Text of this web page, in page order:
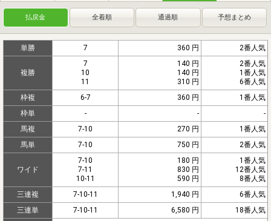
払戻金 全着順 通過順 予想まとめ
単勝 7 360 円 2番人気
複勝
7
10
11
140 円
140 円
310 円
2番人気
1番人気
6番人気
枠複
6-7 360 円
1番人気
枠単
- -
-
馬複
7-10 270 円
1番人気
馬単
7-10 750 円 2番人気
ワイド
7-10
7-11
10-11
180 円
830 円
590 円
1番人気
12番人気
8番人気
三連複
7-10-11 1,940 円
6番人気
三連単
7-10-11 6,580 円
18番人気